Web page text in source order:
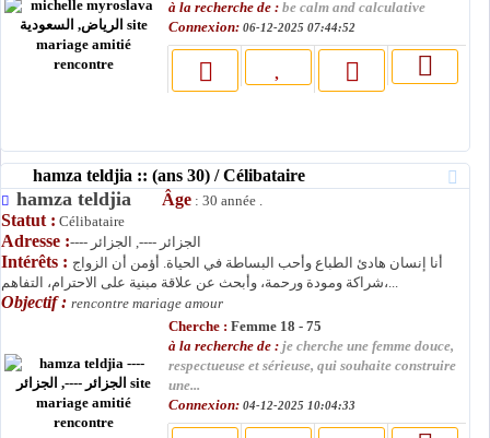
à la recherche de : be calm and calculative
Connexion: 06-12-2025 07:44:52
hamza teldjia :: (ans 30) / Célibataire
hamza teldjia Âge : 30 année .
Statut : Célibataire
Adresse : ---- الجزائر ----, الجزائر
Intérêts : أنا إنسان هادئ الطباع وأحب البساطة في الحياة. أؤمن أن الزواج
شراكة ومودة ورحمة، وأبحث عن علاقة مبنية على الاحترام، التفاهم،...
Objectif : rencontre mariage amour
Cherche : Femme 18 - 75
à la recherche de : je cherche une femme douce,
respectueuse et sérieuse, qui souhaite construire
une...
Connexion: 04-12-2025 10:04:33